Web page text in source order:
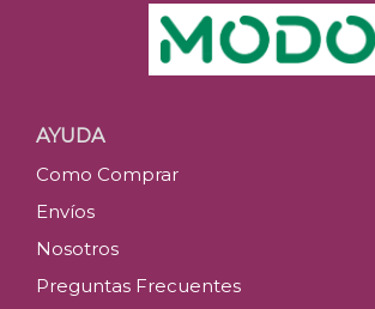
AYUDA
Como Comprar
Envíos
Nosotros
Preguntas Frecuentes